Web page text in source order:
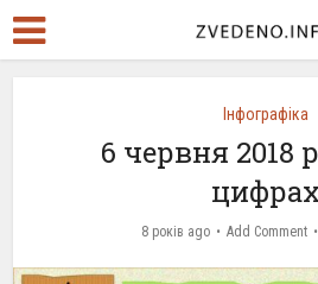
Інфографіка
6 червня 2018
цифрах
8 років ago Add Comment